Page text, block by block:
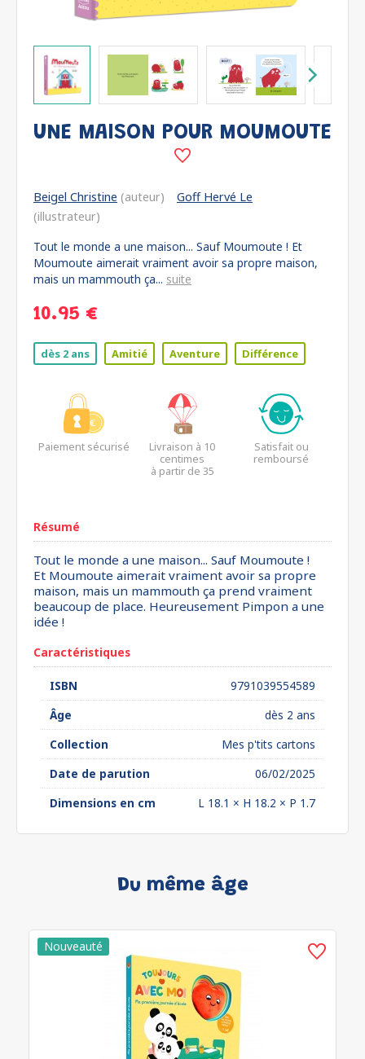
UNE MAISON POUR MOUMOUTE
Beigel Christine (auteur)
Goff Hervé Le
(illustrateur)
Tout le monde a une maison... Sauf Moumoute ! Et
Moumoute aimerait vraiment avoir sa propre maison,
mais un mammouth ça... suite
10.95 €
dès 2 ans Amitié Aventure Différence
Paiement sécurisé
Livraison à 10
centimes
à partir de 35
Satisfait ou
remboursé
Résumé
Tout le monde a une maison... Sauf Moumoute !
Et Moumoute aimerait vraiment avoir sa propre
maison, mais un mammouth ça prend vraiment
beaucoup de place. Heureusement Pimpon a une
idée !
Caractéristiques
ISBN
9791039554589
Âge
dès 2 ans
Collection
Mes p'tits cartons
Date de parution
06/02/2025
Dimensions en cm
L 18.1 × H 18.2 × P 1.7
Du même âge